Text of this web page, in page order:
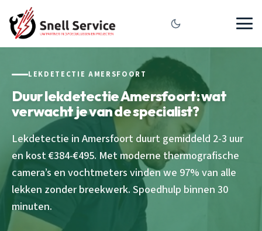
LEKDETECTIE AMERSFOORT
Duur lekdetectie Amersfoort: wat
verwacht je van de specialist?
Lekdetectie in Amersfoort duurt gemiddeld 2-3 uur
en kost €384-€495. Met moderne thermografische
camera’s en vochtmeters vinden we 97% van alle
lekken zonder breekwerk. Spoedhulp binnen 30
minuten.